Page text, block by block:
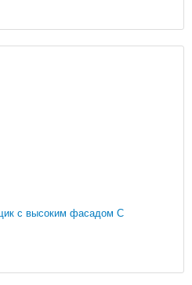
с высоким фасадом C